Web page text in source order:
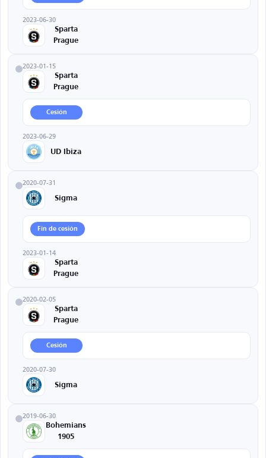
2023-06-30
Sparta
Prague
2023-01-15
Sparta
Prague
Cesión
2023-06-29
UD Ibiza
2020-07-31
Sigma
Fin de cesión
2023-01-14
Sparta
Prague
2020-02-05
Sparta
Prague
Cesión
2020-07-30
Sigma
2019-06-30
Bohemians
1905